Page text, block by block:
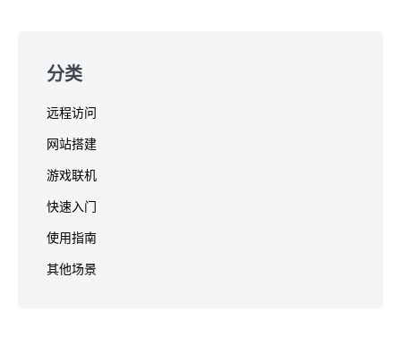
分类
远程访问
网站搭建
游戏联机
快速入门
使用指南
其他场景